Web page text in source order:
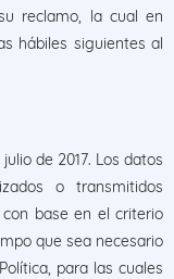
reclamo, la cual en
hábiles siguientes al
de 2017. Los datos
o transmitidos
base en el criterio
que sea necesario
para las cuales